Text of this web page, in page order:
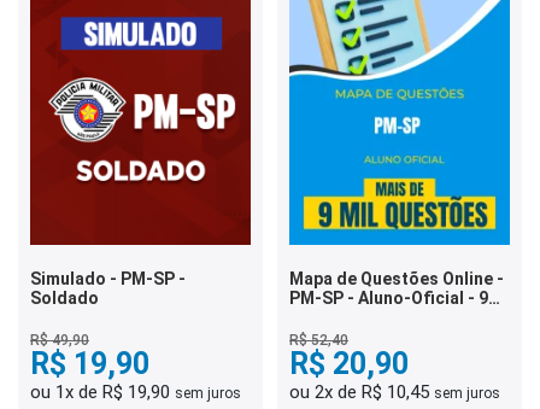
Simulado - PM-SP -
Soldado
R$ 49,90
R$ 19,90
ou 1x de R$ 19,90 sem juros
Mapa de Questões Online -
PM-SP - Aluno-Oficial - 9
R$ 52,40
R$ 20,90
ou 2x de R$ 10,45 sem juros